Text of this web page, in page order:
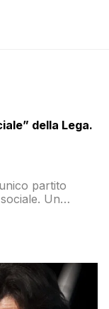
della Lega.
partito
Un